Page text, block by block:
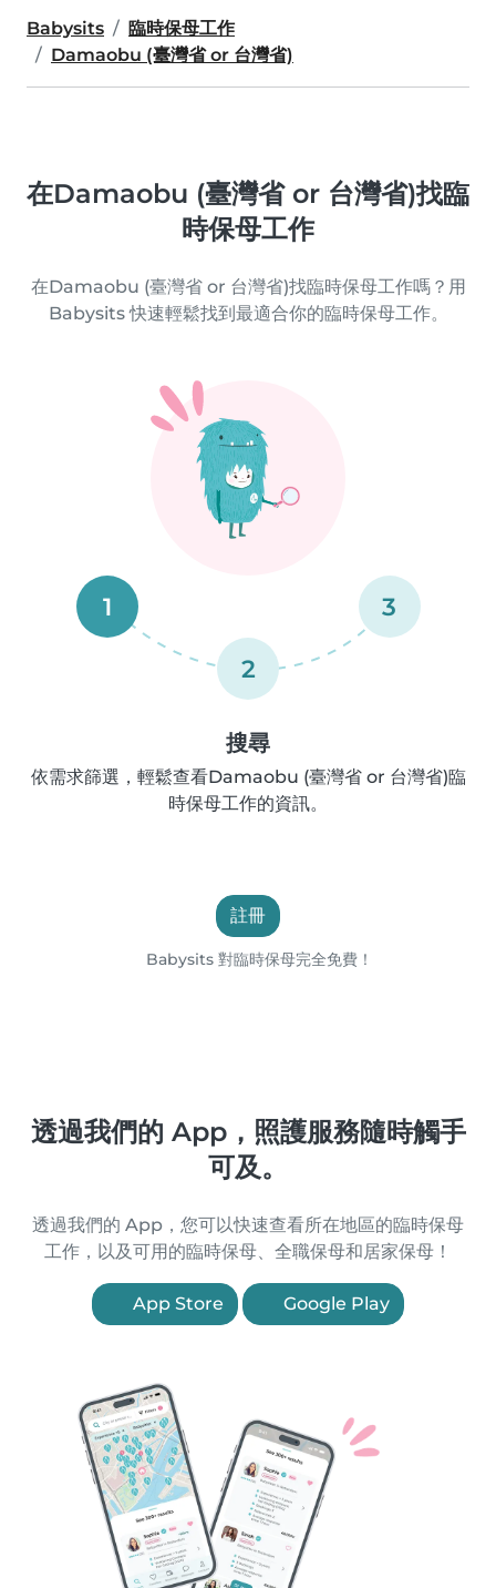
Babysits
臨時保母工作
Damaobu (臺灣省 or 台灣省)
在Damaobu (臺灣省 or 台灣省)找臨
時保母工作
在Damaobu (臺灣省 or 台灣省)找臨時保母工作嗎？用
Babysits 快速輕鬆找到最適合你的臨時保母工作。
1
2
3
搜尋
依需求篩選，輕鬆查看Damaobu (臺灣省 or 台灣省)臨
時保母工作的資訊。
註冊
Babysits 對臨時保母完全免費！
透過我們的 App，照護服務隨時觸手
可及。
透過我們的 App，您可以快速查看所在地區的臨時保母
工作，以及可用的臨時保母、全職保母和居家保母！
App Store Google Play